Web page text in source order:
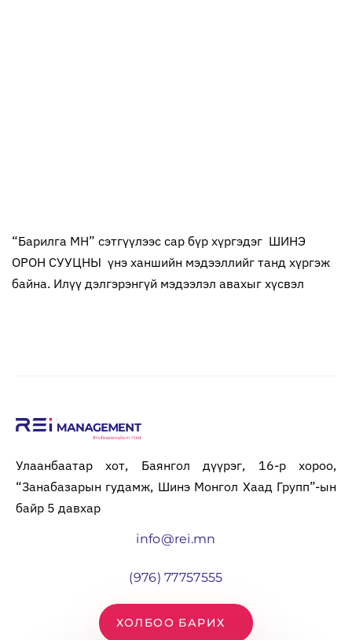
“Барилга МН” сэтгүүлээс сар бүр хүргэдэг ШИНЭ
ОРОН СУУЦНЫ үнэ ханшийн мэдээллийг танд хүргэж
байна. Илүү дэлгэрэнгүй мэдээлэл авахыг хүсвэл
Улаанбаатар хот, Баянгол дүүрэг, 16-р хороо,
“Занабазарын гудамж, Шинэ Монгол Хаад Групп”-ын
байр 5 давхар
info@rei.mn
(976) 77757555
ХОЛБОО БАРИХ